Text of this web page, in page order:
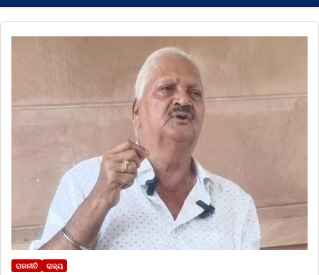
ରାଜନୀତି ରାଜ୍ୟ